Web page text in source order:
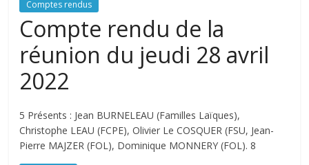
de
Vendée
Un
site
hebergé
Comptes rendus
Compte rendu de la
réunion du jeudi 28 avril
2022
5 Présents : Jean BURNELEAU (Familles Laïques),
Christophe LEAU (FCPE), Olivier Le COSQUER (FSU, Jean-
Pierre MAJZER (FOL), Dominique MONNERY (FOL). 8